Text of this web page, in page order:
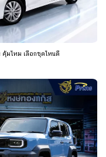
มไหม เลือกชุดไหนดี